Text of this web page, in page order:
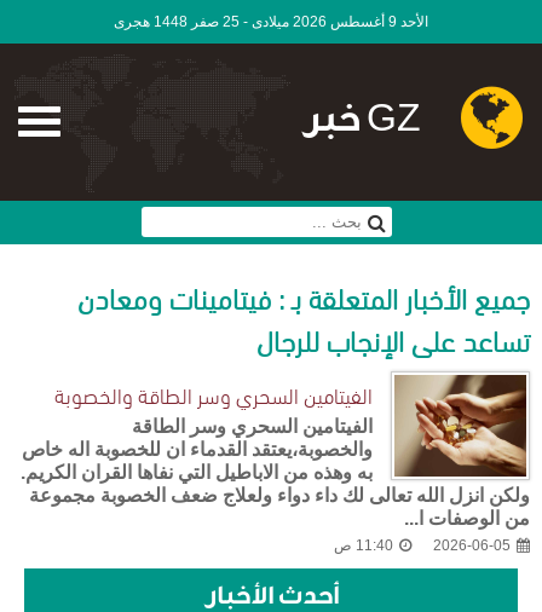
الأحد 9 أغسطس 2026 ميلادى - 25 صفر 1448 هجرى
GZ خبر
جميع الأخبار المتعلقة بـ : فيتامينات ومعادن
تساعد على الإنجاب للرجال
الفيتامين السحري وسر الطاقة والخصوبة
الفيتامين السحري وسر الطاقة
والخصوبة،يعتقد القدماء ان للخصوبة اله خاص
به وهذه من الاباطيل التي نفاها القران الكريم.
ولكن انزل الله تعالى لك داء دواء ولعلاج ضعف الخصوبة مجموعة
من الوصفات ا...
2026-06-05 11:40 ص
أحدث الأخبار